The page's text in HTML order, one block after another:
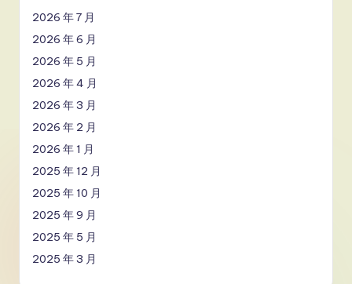
2026 年 7 月
2026 年 6 月
2026 年 5 月
2026 年 4 月
2026 年 3 月
2026 年 2 月
2026 年 1 月
2025 年 12 月
2025 年 10 月
2025 年 9 月
2025 年 5 月
2025 年 3 月